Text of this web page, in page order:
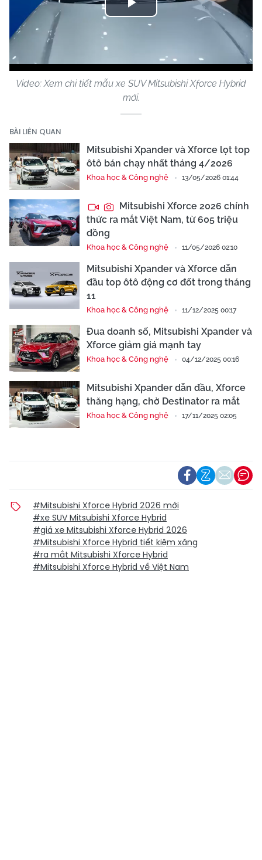
Play
Video: Xem chi tiết mẫu xe SUV Mitsubishi Xforce Hybrid
mới.
BÀI LIÊN QUAN
Mitsubishi Xpander và Xforce lọt top
ôtô bán chạy nhất tháng 4/2026
Khoa học & Công nghệ 13/05/2026 01:44
Mitsubishi Xforce 2026 chính
thức ra mắt Việt Nam, từ 605 triệu
đồng
Khoa học & Công nghệ 11/05/2026 02:10
Mitsubishi Xpander và Xforce dẫn
đầu top ôtô động cơ đốt trong tháng
11
Khoa học & Công nghệ 11/12/2025 00:17
Đua doanh số, Mitsubishi Xpander và
Xforce giảm giá mạnh tay
Khoa học & Công nghệ 04/12/2025 00:16
Mitsubishi Xpander dẫn đầu, Xforce
thăng hạng, chờ Destinator ra mắt
Khoa học & Công nghệ 17/11/2025 02:05
#Mitsubishi Xforce Hybrid 2026 mới
#xe SUV Mitsubishi Xforce Hybrid
#giá xe Mitsubishi Xforce Hybrid 2026
#Mitsubishi Xforce Hybrid tiết kiệm xăng
#ra mắt Mitsubishi Xforce Hybrid
#Mitsubishi Xforce Hybrid về Việt Nam